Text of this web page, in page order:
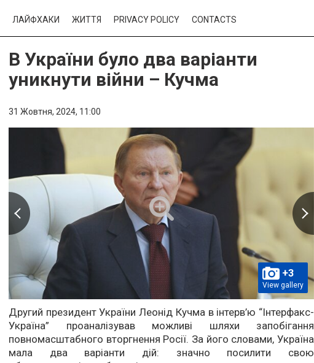
ЛАЙФХАКИ ЖИТТЯ PRIVACY POLICY CONTACTS
В України було два варіанти
уникнути війни – Кучма
31 Жовтня, 2024, 11:00
+3
View gallery
Другий президент України Леонід Кучма в інтерв’ю “Інтерфакс-
Україна” проаналізував можливі шляхи запобігання
повномасштабного вторгнення Росії. За його словами, Україна
мала два варіанти дій: значно посилити свою